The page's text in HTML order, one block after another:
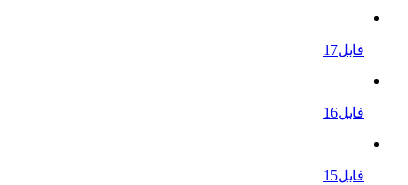
فایل17
فایل16
فایل15